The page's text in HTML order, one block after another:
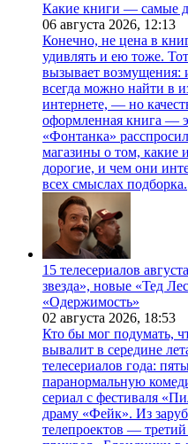
Какие книги — самые
06 августа 2026, 12:13
Конечно, не цена в
удивлять и ею тоже.
вызывает возмущения:
всегда можно найти в
интернете, — но
оформленная книга —
«Фонтанка»
магазины о том, какие
дорогие, и чем они
всех смыслах подборка.
15 телесериалов
звезда», новые «Тед
«Одержимость»
02 августа 2026, 18:53
Кто бы мог подумать,
вывалит в середине
телесериалов года:
паранормальную
сериал с фестиваля
драму «Фейк». Из
телепроектов —